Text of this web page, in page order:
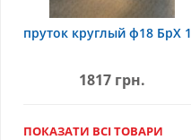
пруток круглый ф18 БрХ 1
1817 грн.
ПОКАЗАТИ ВСІ ТОВАРИ